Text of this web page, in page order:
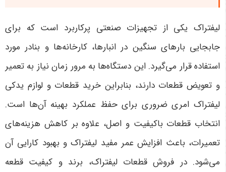
لیفتراک یکی از تجهیزات صنعتی پرکاربرد است که برای
جابجایی بارهای سنگین در انبارها، کارخانه‌ها و بنادر مورد
استفاده قرار می‌گیرد. این دستگاه‌ها به مرور زمان نیاز به تعمیر
و تعویض قطعات دارند، بنابراین خرید قطعات و لوازم یدکی
لیفتراک امری ضروری برای حفظ عملکرد بهینه آن‌ها است.
انتخاب قطعات باکیفیت و اصل، علاوه بر کاهش هزینه‌های
تعمیرات، باعث افزایش عمر مفید لیفتراک و بهبود کارایی آن
می‌شود. در فروش قطعات لیفتراک، برند و کیفیت قطعه